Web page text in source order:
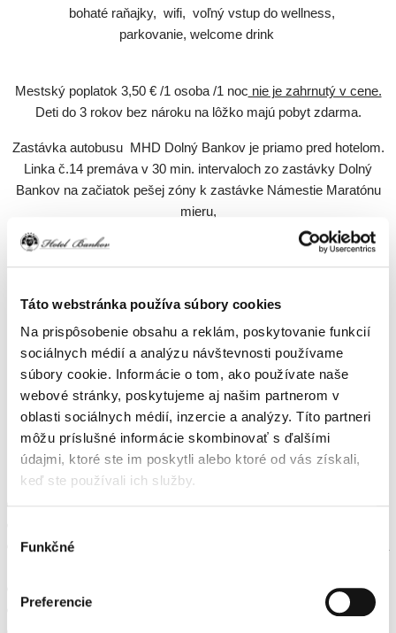
Táto webstránka používa súbory cookies
Na prispôsobenie obsahu a reklám, poskytovanie funkcií
sociálnych médií a analýzu návštevnosti používame
súbory cookie. Informácie o tom, ako používate naše
webové stránky, poskytujeme aj našim partnerom v
oblasti sociálnych médií, inzercie a analýzy. Títo partneri
môžu príslušné informácie skombinovať s ďalšími
údajmi, ktoré ste im poskytli alebo ktoré od vás získali,
keď ste používali ich služby.
súhlasu
Funkčné
Preferencie
bohaté raňajky, wifi, voľný vstup do wellness,
parkovanie, welcome drink
Mestský poplatok 3,50 € /1 osoba /1 noc nie je zahrnutý v cene.
Deti do 3 rokov bez nároku na lôžko majú pobyt zdarma.
Zastávka autobusu MHD Dolný Bankov je priamo pred hotelom.
Linka č.14 premáva v 30 min. intervaloch zo zastávky Dolný
Bankov na začiatok pešej zóny k zastávke Námestie Maratónu
mieru,
VŠEOBECNÉ OBCHODNÉ PODMIENKY
DOPLNKOVÉ SLUŽBY
Transfer z Letiska Košice do Hotela Bankov- orientačná cena
Žehlička/žehliaca doska (na vyžiadanie)